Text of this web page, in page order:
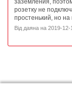
розетку не
простенький, но
Від даяна на 2019-12-